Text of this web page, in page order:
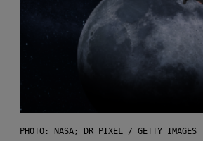
PHOTO: NASA; DR PIXEL / GETTY IMAGES